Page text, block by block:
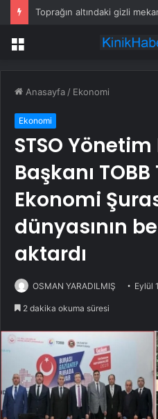
Menü
Anasayfa / Ekonomi
Ekonomi
STSO
Başkanı
Ekonomi
dünyasının
aktardı
OSMAN YARADILMIŞ Eylül
2 dakika okuma süresi